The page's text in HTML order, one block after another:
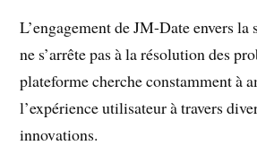
L’engagement de JM-Date envers
ne s’arrête pas à la résolution des
plateforme cherche constamment à
l’expérience utilisateur à travers
innovations.